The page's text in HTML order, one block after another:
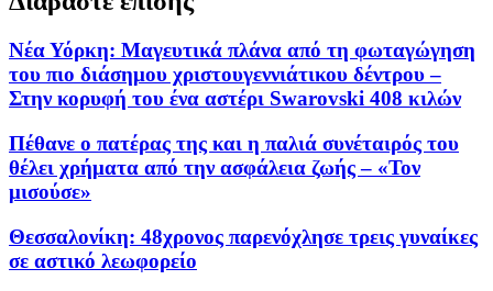
Νέα Υόρκη: Μαγευτικά πλάνα από τη φωταγώγηση
του πιο διάσημου χριστουγεννιάτικου δέντρου –
Στην κορυφή του ένα αστέρι Swarovski 408 κιλών
Πέθανε ο πατέρας της και η παλιά συνέταιρός του
θέλει χρήματα από την ασφάλεια ζωής – «Τον
μισούσε»
Θεσσαλονίκη: 48χρονος παρενόχλησε τρεις γυναίκες
σε αστικό λεωφορείο